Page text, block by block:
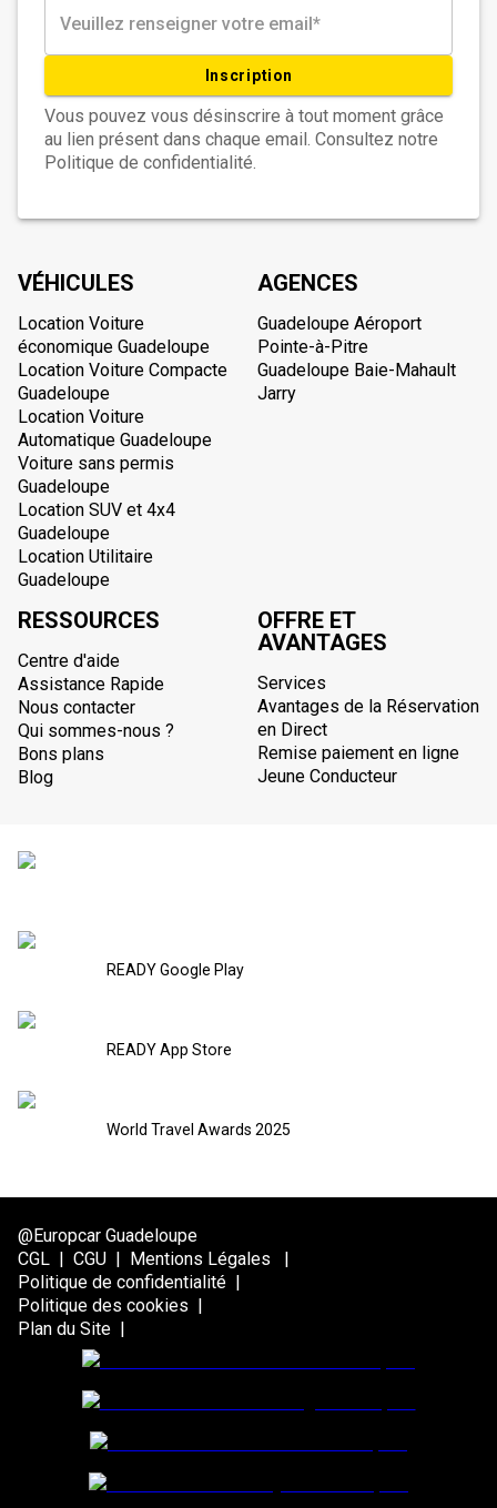
Inscription
Vous pouvez vous désinscrire à tout moment grâce
au lien présent dans chaque email. Consultez notre
Politique de confidentialité.
VÉHICULES
Location Voiture
économique Guadeloupe
Location Voiture Compacte
Guadeloupe
Location Voiture
Automatique Guadeloupe
Voiture sans permis
Guadeloupe
Location SUV et 4x4
Guadeloupe
Location Utilitaire
Guadeloupe
AGENCES
Guadeloupe Aéroport
Pointe-à-Pitre
Guadeloupe Baie-Mahault
Jarry
RESSOURCES
Centre d'aide
Assistance Rapide
Nous contacter
Qui sommes-nous ?
Bons plans
Blog
OFFRE ET
AVANTAGES
Services
Avantages de la Réservation
en Direct
Remise paiement en ligne
Jeune Conducteur
READY Google Play
READY App Store
World Travel Awards 2025
@Europcar Guadeloupe
CGL | CGU | Mentions Légales
|
Politique de confidentialité |
Politique des cookies |
Plan du Site |